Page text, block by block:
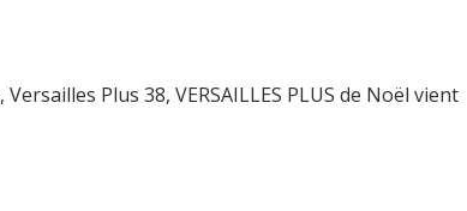
,Versailles Plus 38,VERSAILLES PLUS de Noël vient